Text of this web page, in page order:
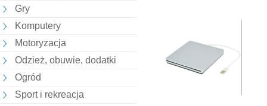
Gry
Komputery
Motoryzacja
Odzież, obuwie, dodatki
Ogród
Sport i rekreacja